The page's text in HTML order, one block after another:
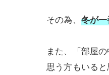
その為、 冬が
また、「部屋
思う方もいると